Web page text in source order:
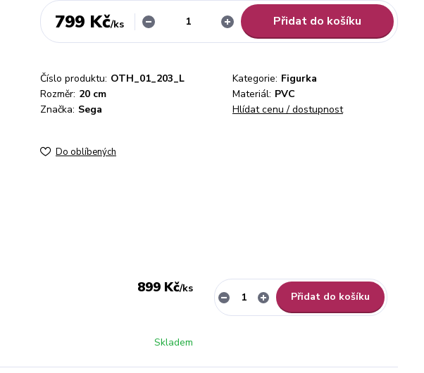
799 Kč/ks Přidat do košíku
Číslo produktu: OTH_01_203_L Kategorie: Figurka
Rozměr: 20 cm Materiál: PVC
Značka: Sega Hlídat cenu / dostupnost
Do oblíbených
899 Kč/ks
Skladem
Přidat do košíku